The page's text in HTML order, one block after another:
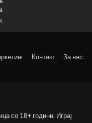
Контакт За нас
со 18+ години. Играј